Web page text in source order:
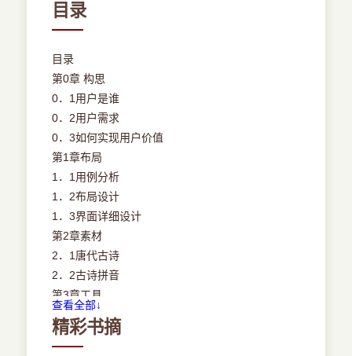
目录
目录
第0章 构思
0．1用户是谁
0．2用户需求
0．3如何实现用户价值
第1章布局
1．1用例分析
1．2布局设计
1．3界面详细设计
第2章素材
2．1唐代古诗
2．2古诗拼音
第3章工具
3．1 Apple ID+Apple Developer Program
3．2Xcode
查看全部↓
精彩书摘